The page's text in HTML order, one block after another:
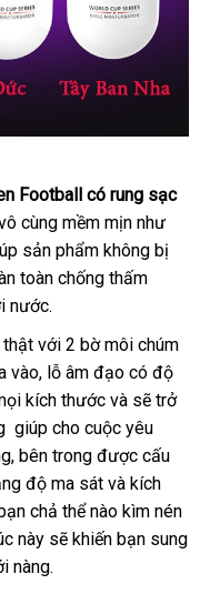
Football có rung sạc
cùng mềm mịn như
sản phẩm không bị
toàn chống thấm
nước.
xuất
xứ
với 2 bờ môi chúm
vàoshopee
, lỗ âm đạo có độ
kích thước đấu
giá
và sửa
chữa
sẽ trở
giúp cho cuộc yêu
có
nên
chọn
, bên trong tham
khảo
được cấu
độ ma sát tổng
hợp
và kích
chả thể nào kìm nén
kê
này mới
nhất
sẽ khiến bạn sung
nàng.